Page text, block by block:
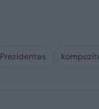
Prezidentas